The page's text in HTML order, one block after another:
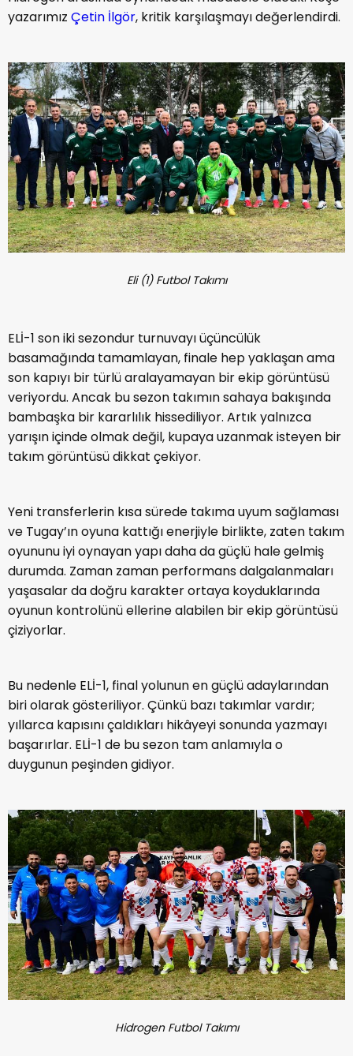
yazarımız Çetin İlgör, kritik karşılaşmayı değerlendirdi.
Eli (1) Futbol Takımı
ELİ-1 son iki sezondur turnuvayı üçüncülük
basamağında tamamlayan, finale hep yaklaşan ama
son kapıyı bir türlü aralayamayan bir ekip görüntüsü
veriyordu. Ancak bu sezon takımın sahaya bakışında
bambaşka bir kararlılık hissediliyor. Artık yalnızca
yarışın içinde olmak değil, kupaya uzanmak isteyen bir
takım görüntüsü dikkat çekiyor.
Yeni transferlerin kısa sürede takıma uyum sağlaması
ve Tugay’ın oyuna kattığı enerjiyle birlikte, zaten takım
oyununu iyi oynayan yapı daha da güçlü hale gelmiş
durumda. Zaman zaman performans dalgalanmaları
yaşasalar da doğru karakter ortaya koyduklarında
oyunun kontrolünü ellerine alabilen bir ekip görüntüsü
çiziyorlar.
Bu nedenle ELİ-1, final yolunun en güçlü adaylarından
biri olarak gösteriliyor. Çünkü bazı takımlar vardır;
yıllarca kapısını çaldıkları hikâyeyi sonunda yazmayı
başarırlar. ELİ-1 de bu sezon tam anlamıyla o
duygunun peşinden gidiyor.
Hidrogen Futbol Takımı